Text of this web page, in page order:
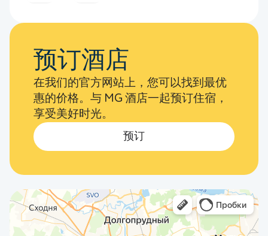
预订酒店
在我们的官方网站上，您可以找到最优
惠的价格。与 MG 酒店一起预订住宿，
享受美好时光。
预订